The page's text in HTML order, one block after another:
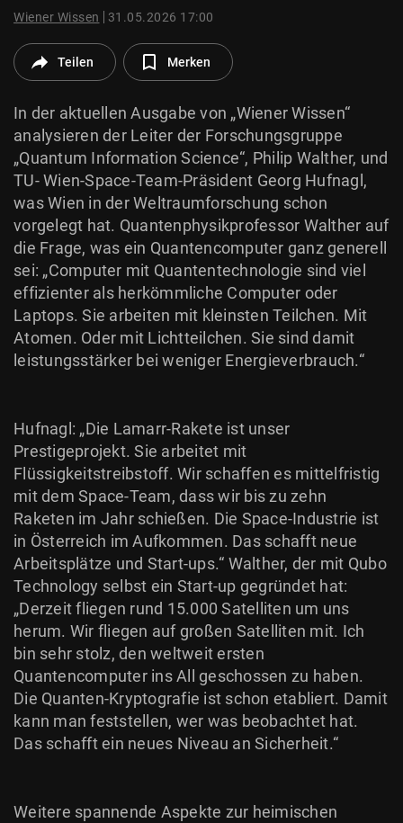
© Krone Multimedia GmbH & Co KG 2026
Wiener Wissen 31.05.2026 17:00
Teilen Merken
In der aktuellen Ausgabe von „Wiener Wissen“
analysieren der Leiter der Forschungsgruppe
„Quantum Information Science“, Philip Walther, und
TU- Wien-Space-Team-Präsident Georg Hufnagl,
was Wien in der Weltraumforschung schon
vorgelegt hat. Quantenphysikprofessor Walther auf
die Frage, was ein Quantencomputer ganz generell
sei: „Computer mit Quantentechnologie sind viel
effizienter als herkömmliche Computer oder
Laptops. Sie arbeiten mit kleinsten Teilchen. Mit
Atomen. Oder mit Lichtteilchen. Sie sind damit
leistungsstärker bei weniger Energieverbrauch.“
Hufnagl: „Die Lamarr-Rakete ist unser
Prestigeprojekt. Sie arbeitet mit
Flüssigkeitstreibstoff. Wir schaffen es mittelfristig
mit dem Space-Team, dass wir bis zu zehn
Raketen im Jahr schießen. Die Space-Industrie ist
in Österreich im Aufkommen. Das schafft neue
Arbeitsplätze und Start-ups.“ Walther, der mit Qubo
Technology selbst ein Start-up gegründet hat:
„Derzeit fliegen rund 15.000 Satelliten um uns
herum. Wir fliegen auf großen Satelliten mit. Ich
bin sehr stolz, den weltweit ersten
Quantencomputer ins All geschossen zu haben.
Die Quanten-Kryptografie ist schon etabliert. Damit
kann man feststellen, wer was beobachtet hat.
Das schafft ein neues Niveau an Sicherheit.“
Weitere spannende Aspekte zur heimischen